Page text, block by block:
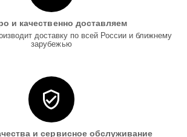
и качественно доставляем
доставку по всей России и ближнему
зарубежью
и сервисное обслуживание